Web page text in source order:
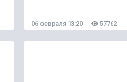
06 февраля 13:20 57762